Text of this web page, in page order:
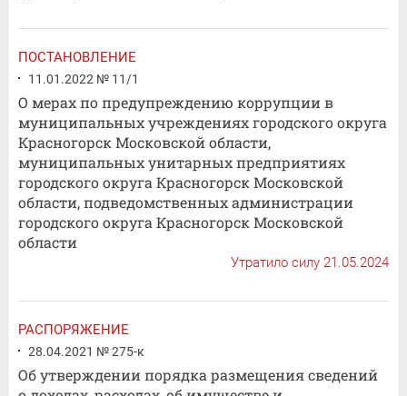
ПОСТАНОВЛЕНИЕ
11.01.2022 № 11/1
О мерах по предупреждению коррупции в
муниципальных учреждениях городского округа
Красногорск Московской области,
муниципальных унитарных предприятиях
городского округа Красногорск Московской
области, подведомственных администрации
городского округа Красногорск Московской
области
Утратило силу 21.05.2024
РАСПОРЯЖЕНИЕ
28.04.2021 № 275-к
Об утверждении порядка размещения сведений